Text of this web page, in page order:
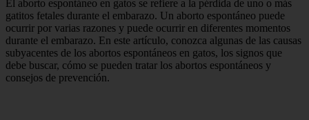
El aborto espontáneo en gatos se refiere a la pérdida de uno o más
gatitos fetales durante el embarazo. Un aborto espontáneo puede
ocurrir por varias razones y puede ocurrir en diferentes momentos
durante el embarazo. En este artículo, conozca algunas de las causas
subyacentes de los abortos espontáneos en gatos, los signos que
debe buscar, cómo se pueden tratar los abortos espontáneos y
consejos de prevención.